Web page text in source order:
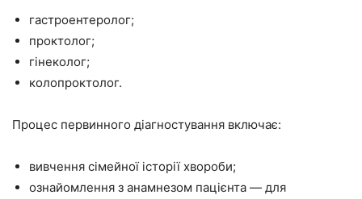
гастроентеролог;
проктолог;
гінеколог;
колопроктолог.
Процес первинного діагностування включає:
вивчення сімейної історії хвороби;
ознайомлення з анамнезом пацієнта — для